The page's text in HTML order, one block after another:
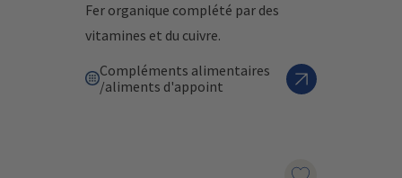
Fer organique complété par des
vitamines et du cuivre.
Compléments alimentaires
/aliments d'appoint